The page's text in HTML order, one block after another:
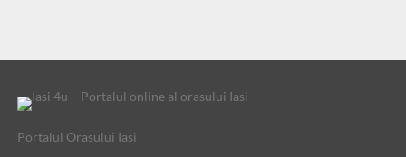
Portalul Orasului Iasi